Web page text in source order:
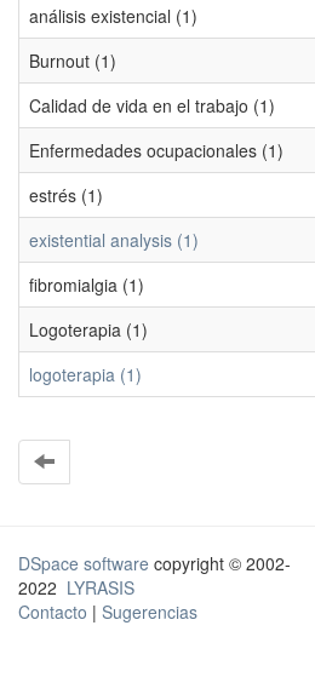
análisis existencial (1)
Burnout (1)
Calidad de vida en el trabajo (1)
Enfermedades ocupacionales (1)
estrés (1)
existential analysis (1)
fibromialgia (1)
Logoterapia (1)
logoterapia (1)
DSpace software copyright © 2002-
2022 LYRASIS
Contacto | Sugerencias